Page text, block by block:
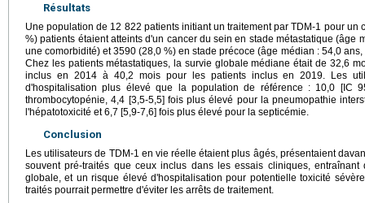
Résultats
Une population de 12 822 patients initiant un traitement par TDM-1 pour un
%) patients étaient atteints d'un cancer du sein en stade métastatique (âge
une comorbidité) et 3590 (28,0 %) en stade précoce (âge médian : 54,0
Chez les patients métastatiques, la survie globale médiane était de 32,6
inclus en 2014 à 40,2 mois pour les patients inclus en 2019. Les
d'hospitalisation plus élevé que la population de référence : 10,0 [IC
thrombocytopénie, 4,4 [3,5-5,5] fois plus élevé pour la pneumopathie
l'hépatotoxicité et 6,7 [5,9-7,6] fois plus élevé pour la septicémie.
Conclusion
Les utilisateurs de TDM-1 en vie réelle étaient plus âgés, présentaient
souvent pré-traités que ceux inclus dans les essais cliniques,
globale, et un risque élevé d'hospitalisation pour potentielle toxicité
traités pourrait permettre d'éviter les arrêts de traitement.